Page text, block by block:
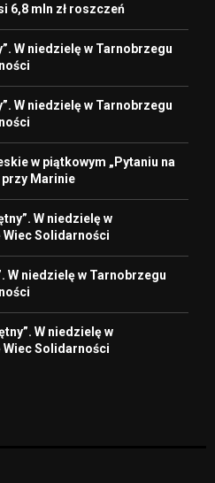
6,8 mln zł roszczeń
W niedzielę w Tarnobrzegu
W niedzielę w Tarnobrzegu
w piątkowym „Pytaniu na
przy Marinie
W niedzielę w
Solidarności
W niedzielę w Tarnobrzegu
W niedzielę w
Solidarności